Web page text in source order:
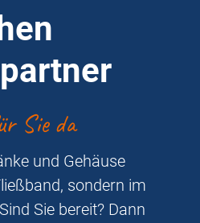
Sie da
und Gehäuse
sondern im
Sie bereit? Dann